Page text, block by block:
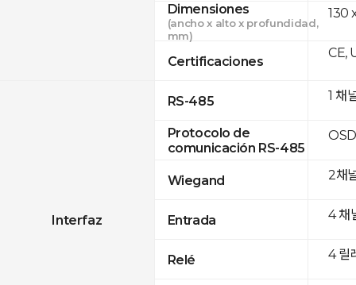
Dimensiones
(ancho x alto x profundidad,
mm)
Certificaciones
Interfaz
RS-485
Protocolo de
comunicación RS-485
Wiegand
Entrada
Relé
130
CE,
1 채
2채
4 채
4 릴